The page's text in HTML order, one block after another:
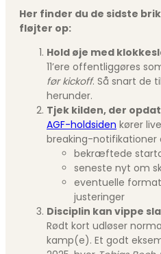
Her finder du de sidste
fløjter op:
Hold øje med
11’ere offentliggøres
før kickoff. Så snart de
herunder.
Tjek kilden, der
AGF-holdsiden kører
breaking-notifikationer
bekræftede
seneste nyt om
eventuelle
justeringer
Disciplin kan vippe
Rødt kort udløser
kamp(e). Et godt